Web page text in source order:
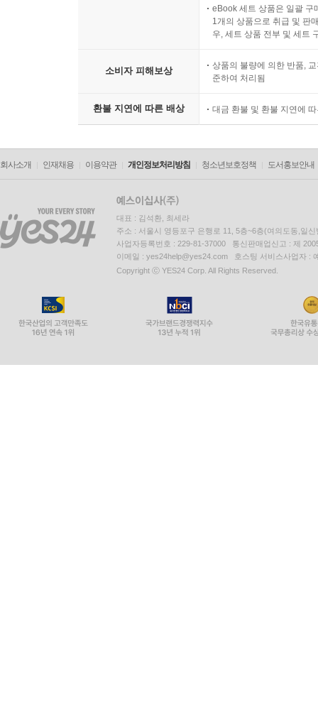
eBook 세트 상품은 일괄 구
1개의 상품으로 취급 및 판
우, 세트 상품 전부 및 세트
소비자 피해보상
상품의 불량에 의한 반품,
준하여 처리됨
환불 지연에 따른 배상 대금 환불 및 환불 지연에
회사소개 인재채용 이용약관 개인정보처리방침 청소년보호정책 도서홍보안내
대표 : 김석환, 최세라
주소 : 서울시 영등포구 은행로 11, 5층~6층(여의도동,일신
사업자등록번호 : 229-81-37000 통신판매업신고 : 제
이메일 : yes24help@yes24.com 호스팅 서비스사업자 :
Copyright ⓒ YES24 Corp. All Rights Reserved.